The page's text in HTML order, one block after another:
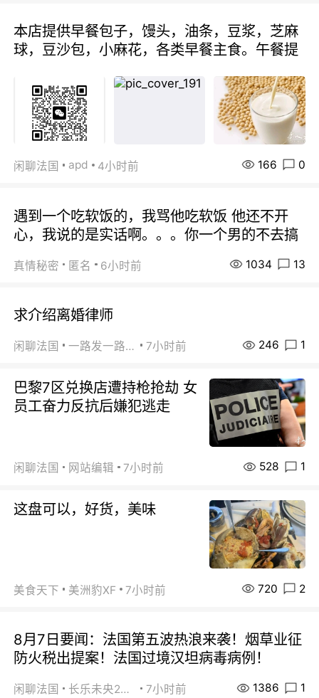
本店提供早餐包子，馒头，油条，豆浆，芝麻
球，豆沙包，小麻花，各类早餐主食。午餐提
闲聊法国 apd 4小时前 166 0
遇到一个吃软饭的，我骂他吃软饭 他还不开
心，我说的是实话啊。。。你一个男的不去搞
真情秘密 匿名 6小时前 1034 13
求介绍离婚律师
闲聊法国 一路发一路发 7小时前 246 1
巴黎7区兑换店遭持枪抢劫 女
员工奋力反抗后嫌犯逃走
闲聊法国 网站编辑 7小时前 528 1
这盘可以，好货，美味
美食天下 美洲豹XF 7小时前 720 2
8月7日要闻：法国第五波热浪来袭！烟草业征
防火税出提案！法国过境汉坦病毒病例！
闲聊法国 长乐未央2015 7小时前 1386 1